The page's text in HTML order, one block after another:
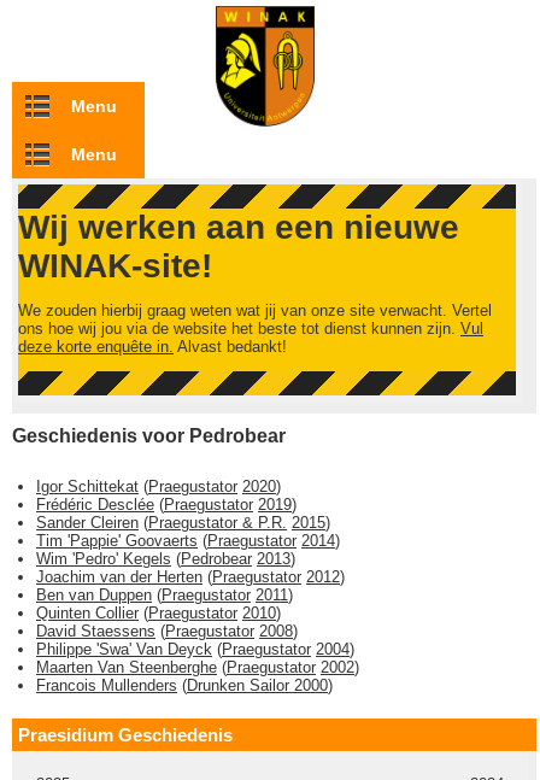
Overslaan en naar de inhoud gaan
Menu
Menu
Wij werken aan een nieuwe
WINAK-site!
We zouden hierbij graag weten wat jij van onze site verwacht. Vertel
ons hoe wij jou via de website het beste tot dienst kunnen zijn. Vul
deze korte enquête in. Alvast bedankt!
Geschiedenis voor Pedrobear
Igor Schittekat (Praegustator 2020)
Frédéric Desclée (Praegustator 2019)
Sander Cleiren (Praegustator & P.R. 2015)
Tim 'Pappie' Goovaerts (Praegustator 2014)
Wim 'Pedro' Kegels (Pedrobear 2013)
Joachim van der Herten (Praegustator 2012)
Ben van Duppen (Praegustator 2011)
Quinten Collier (Praegustator 2010)
David Staessens (Praegustator 2008)
Philippe 'Swa' Van Deyck (Praegustator 2004)
Maarten Van Steenberghe (Praegustator 2002)
Francois Mullenders (Drunken Sailor 2000)
Praesidium Geschiedenis